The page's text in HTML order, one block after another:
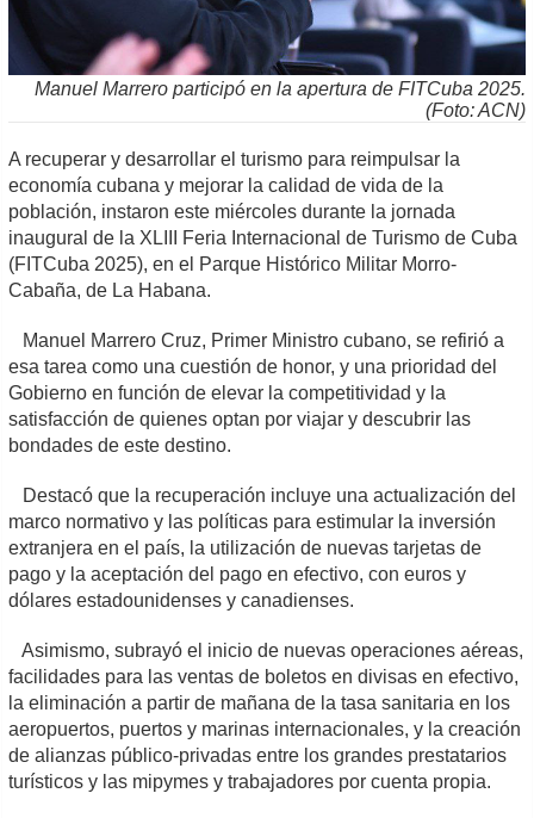
Manuel Marrero participó en la apertura de FITCuba 2025.
(Foto: ACN)
A recuperar y desarrollar el turismo para reimpulsar la
economía cubana y mejorar la calidad de vida de la
población, instaron este miércoles durante la jornada
inaugural de la XLIII Feria Internacional de Turismo de Cuba
(FITCuba 2025), en el Parque Histórico Militar Morro-
Cabaña, de La Habana.
Manuel Marrero Cruz, Primer Ministro cubano, se refirió a
esa tarea como una cuestión de honor, y una prioridad del
Gobierno en función de elevar la competitividad y la
satisfacción de quienes optan por viajar y descubrir las
bondades de este destino.
Destacó que la recuperación incluye una actualización del
marco normativo y las políticas para estimular la inversión
extranjera en el país, la utilización de nuevas tarjetas de
pago y la aceptación del pago en efectivo, con euros y
dólares estadounidenses y canadienses.
Asimismo, subrayó el inicio de nuevas operaciones aéreas,
facilidades para las ventas de boletos en divisas en efectivo,
la eliminación a partir de mañana de la tasa sanitaria en los
aeropuertos, puertos y marinas internacionales, y la creación
de alianzas público-privadas entre los grandes prestatarios
turísticos y las mipymes y trabajadores por cuenta propia.